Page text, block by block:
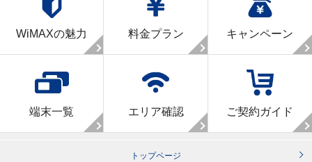
WiMAXの魅力 料金プラン キャンペーン
端末一覧 エリア確認 ご契約ガイド
トップページ